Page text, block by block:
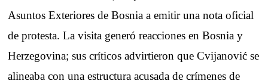
Asuntos Exteriores de Bosnia a emitir una nota oficial
de protesta. La visita generó reacciones en Bosnia y
Herzegovina; sus críticos advirtieron que Cvijanović se
alineaba con una estructura acusada de crímenes de